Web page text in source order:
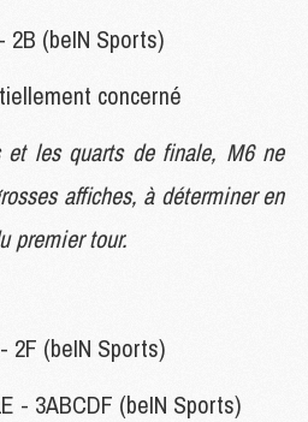
2B (beIN Sports)
concerné
les quarts de finale, M6 ne
affiches, à déterminer en
premier tour.
2F (beIN Sports)
- 3ABCDF (beIN Sports)